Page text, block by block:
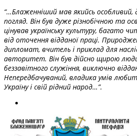
“…Блаженніший мав якийсь особливий,
погляд. Він був дуже різнобічною та
цінував українську культуру, багато
від оточення відданої праці.
дипломат, вчитель і приклад для
авторитет. Він був дійсно щирою
беззавітного служіння, виключно
Непередбачуваний, владика умів
Україну і свій рідний народ…”.